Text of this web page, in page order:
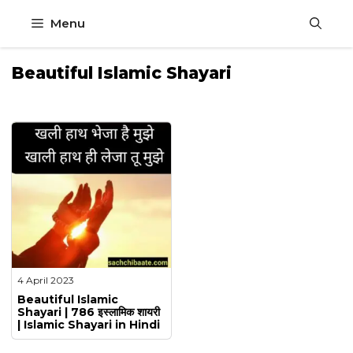
content
Menu
Beautiful Islamic Shayari
4 April 2023
Beautiful Islamic
Shayari | 786 इस्लामिक शायरी
| Islamic Shayari in Hindi